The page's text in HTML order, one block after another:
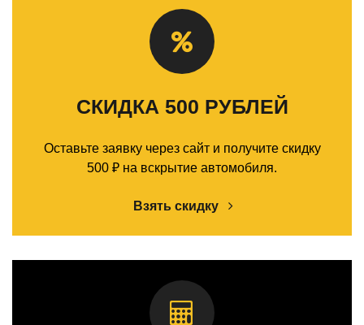
СКИДКА 500 РУБЛЕЙ
Оставьте заявку через сайт и получите скидку
500 ₽ на вскрытие автомобиля.
Взять скидку